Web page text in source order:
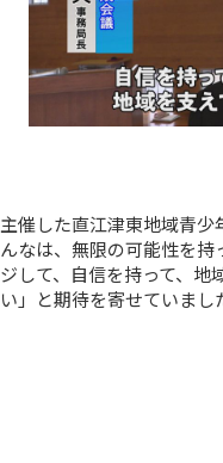
主催した直江津東地域青
んなは、無限の可能性を
ジして、自信を持って、地
い」と期待を寄せていまし